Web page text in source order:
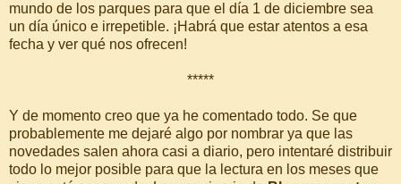
mundo de los parques para que el día 1 de diciembre sea
un día único e irrepetible. ¡Habrá que estar atentos a esa
fecha y ver qué nos ofrecen!
*****
Y de momento creo que ya he comentado todo. Se que
probablemente me dejaré algo por nombrar ya que las
novedades salen ahora casi a diario, pero intentaré distribuir
todo lo mejor posible para que la lectura en los meses que